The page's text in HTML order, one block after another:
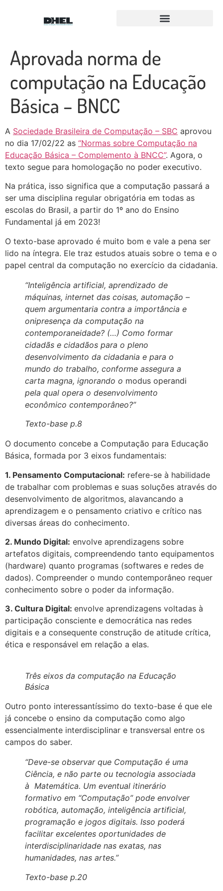
Aprovada norma de
computação na Educação
Básica – BNCC
A Sociedade Brasileira de Computação – SBC aprovou
no dia 17/02/22 as “Normas sobre Computação na
Educação Básica – Complemento à BNCC”. Agora, o
texto segue para homologação no poder executivo.
Na prática, isso significa que a computação passará a
ser uma disciplina regular obrigatória em todas as
escolas do Brasil, a partir do 1º ano do Ensino
Fundamental já em 2023!
O texto-base aprovado é muito bom e vale a pena ser
lido na íntegra. Ele traz estudos atuais sobre o tema e o
papel central da computação no exercício da cidadania.
“Inteligência artificial, aprendizado de
máquinas, internet das coisas, automação –
quem argumentaria contra a importância e
onipresença da computação na
contemporaneidade? (…) Como formar
cidadãs e cidadãos para o pleno
desenvolvimento da cidadania e para o
mundo do trabalho, conforme assegura a
carta magna, ignorando o modus operandi
pela qual opera o desenvolvimento
econômico contemporâneo?”
Texto-base p.8
O documento concebe a Computação para Educação
Básica, formada por 3 eixos fundamentais:
1. Pensamento Computacional: refere-se à habilidade
de trabalhar com problemas e suas soluções através do
desenvolvimento de algoritmos, alavancando a
aprendizagem e o pensamento criativo e crítico nas
diversas áreas do conhecimento.
2. Mundo Digital: envolve aprendizagens sobre
artefatos digitais, compreendendo tanto equipamentos
(hardware) quanto programas (softwares e redes de
dados). Compreender o mundo contemporâneo requer
conhecimento sobre o poder da informação.
3. Cultura Digital: envolve aprendizagens voltadas à
participação consciente e democrática nas redes
digitais e a consequente construção de atitude crítica,
ética e responsável em relação a elas.
Três eixos da computação na Educação
Básica
Outro ponto interessantíssimo do texto-base é que ele
já concebe o ensino da computação como algo
essencialmente interdisciplinar e transversal entre os
campos do saber.
“Deve-se observar que Computação é uma
Ciência, e não parte ou tecnologia associada
à Matemática. Um eventual itinerário
formativo em “Computação” pode envolver
robótica, automação, inteligência artificial,
programação e jogos digitais. Isso poderá
facilitar excelentes oportunidades de
interdisciplinaridade nas exatas, nas
humanidades, nas artes.”
Texto-base p.20